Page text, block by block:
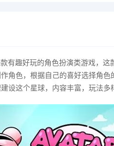
有趣好玩的角色扮演类游戏，
角色，根据自己的喜好选择角
设这个星球，内容丰富，玩法多